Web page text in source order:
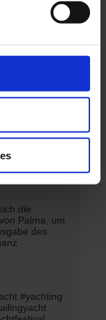
auch
die
Palma, um
des
#yachting